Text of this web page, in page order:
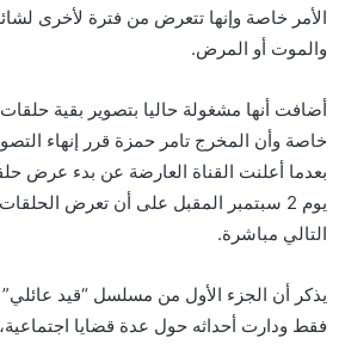
الأمر خاصة وإنها تتعرض من فترة لأخرى
والموت أو المرض.
أضافت أنها مشغولة حاليا بتصوير بقية
بعدما أعلنت القناة العارضة عن بدء عرض
يوم 2 سبتمبر المقبل على أن تعرض
التالي مباشرة.
فقط ودارت أحداثه حول عدة قضايا